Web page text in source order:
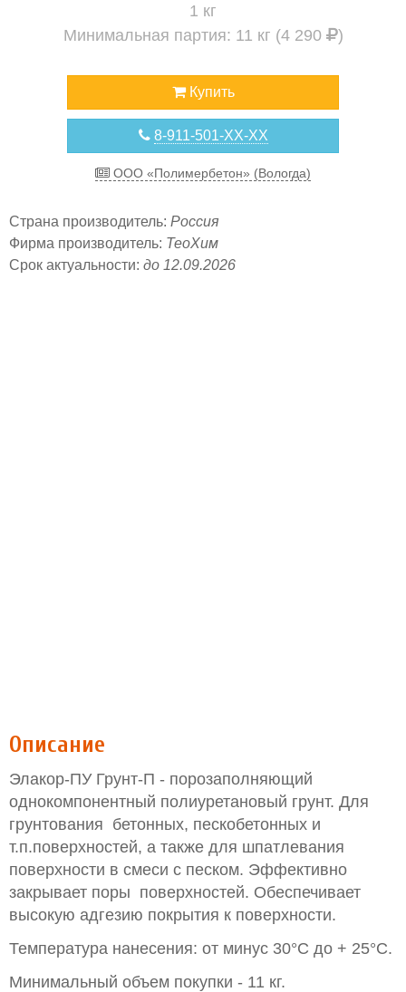
1 кг
Минимальная партия: 11 кг (4 290
)
Купить
8-911-501-XX-XX
ООО «Полимербетон» (Вологда)
Страна производитель: Россия
Фирма производитель: ТеоХим
Срок актуальности: до 12.09.2026
Описание
Элакор-ПУ Грунт-П - порозаполняющий
однокомпонентный полиуретановый грунт. Для
грунтования бетонных, пескобетонных и
т.п.поверхностей, а также для шпатлевания
поверхности в смеси с песком. Эффективно
закрывает поры поверхностей. Обеспечивает
высокую адгезию покрытия к поверхности.
Температура нанесения: от минус 30°С до + 25°С.
Минимальный объем покупки - 11 кг.